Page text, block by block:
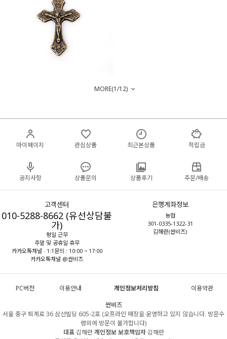
MORE(1/12)
마이페이지 관심상품 최근본상품 적립금
공지사항 상품문의 상품후기 주문/배송
고객센터
010-5288-8662 (유선상담불
가)
평일 근무
주말 및 공휴일 휴무
카카오톡채널 · 1:1문의 : 10:00 ~ 17:00
카카오톡채널 @싼비즈
은행계좌정보
농협
301-0335-1322-31
김해란(싼비즈)
PC버전 이용안내 개인정보처리방침
이용약관
싼비즈
서울 중구 퇴계로 36 삼선빌딩 605-2호 (오프라인 매장을 운영하고 있지 않습니다. 방문수
령외에 방문이 불가합니다)
대표김해란개인정보 보호책임자김해란